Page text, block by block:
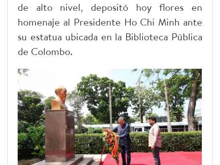
de alto nivel, depositó hoy flores en
homenaje al Presidente Ho Chi Minh ante
su estatua ubicada en la Biblioteca Pública
de Colombo.